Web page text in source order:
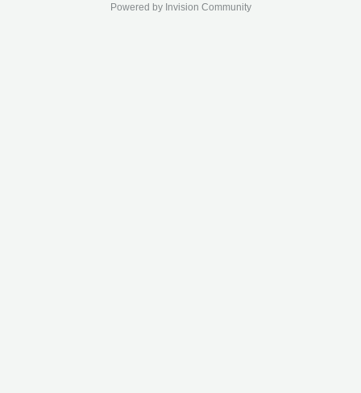
Powered by Invision Community